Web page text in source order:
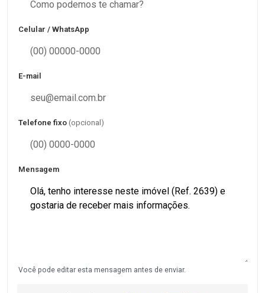
Celular / WhatsApp
E-mail
Telefone fixo (opcional)
Mensagem
Você pode editar esta mensagem antes de enviar.